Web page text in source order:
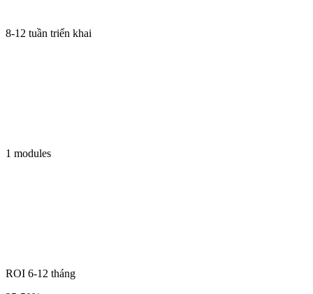
8-12 tuần triển khai
1 modules
ROI 6-12 tháng